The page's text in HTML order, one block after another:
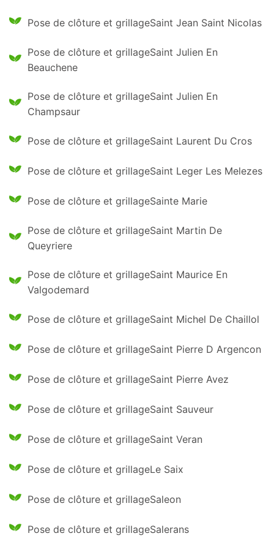
Pose de clôture et grillageSaint Jean Saint Nicolas
Pose de clôture et grillageSaint Julien En
Beauchene
Pose de clôture et grillageSaint Julien En
Champsaur
Pose de clôture et grillageSaint Laurent Du Cros
Pose de clôture et grillageSaint Leger Les Melezes
Pose de clôture et grillageSainte Marie
Pose de clôture et grillageSaint Martin De
Queyriere
Pose de clôture et grillageSaint Maurice En
Valgodemard
Pose de clôture et grillageSaint Michel De Chaillol
Pose de clôture et grillageSaint Pierre D Argencon
Pose de clôture et grillageSaint Pierre Avez
Pose de clôture et grillageSaint Sauveur
Pose de clôture et grillageSaint Veran
Pose de clôture et grillageLe Saix
Pose de clôture et grillageSaleon
Pose de clôture et grillageSalerans